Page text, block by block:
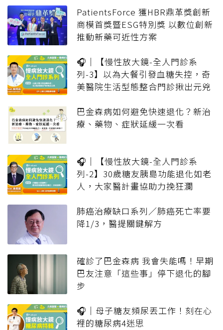
PatientsForce 獲HBR鼎革獎創新
商模首獎暨ESG特別獎 以數位創新
推動新藥可近性方案
🎧｜【慢性放大鏡-全人門診系
列-3】以為大餐引發血糖失控，奇
美醫院生活型態整合門診揪出元兇
巴金森病如何避免快速退化？新治
療、藥物、症狀延緩一次看
🎧｜【慢性放大鏡-全人門診系
列-2】30歲糖友胰島功能退化如老
人，大家醫計畫協助力挽狂瀾
肺癌治療缺口系列／肺癌死亡率要
降1/3，醫提關鍵解方
確診了巴金森病 我會失能嗎！早期
巴友注意「這些事」停下退化的腳
步
🎧｜母子糖友頻尿丟工作！刻在心
裡的糖尿病4迷思